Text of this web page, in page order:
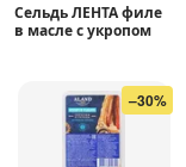
Сельдь ЛЕНТА филе
в масле с укропом
–30%